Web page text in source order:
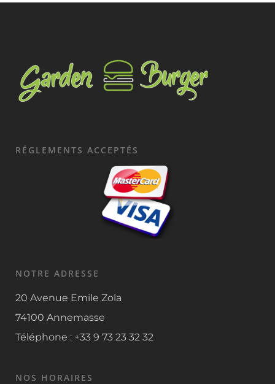
RÉGLEMENTS ACCEPTÉS
NOTRE ADRESSE
20 Avenue Emile Zola
74100 Annemasse
Téléphone : +33 9 73 23 32 32
NOS HORAIRES